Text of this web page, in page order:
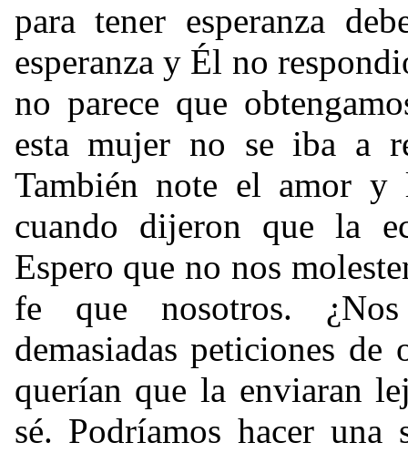
para tener esperanza
esperanza y Él no
no parece que
esta mujer no se iba a
También note el amor y
cuando dijeron que la
Espero que no nos
fe que nosotros.
demasiadas peticiones
querían que la enviaran
sé. Podríamos hacer una